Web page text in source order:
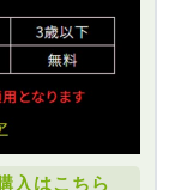
入はこちら